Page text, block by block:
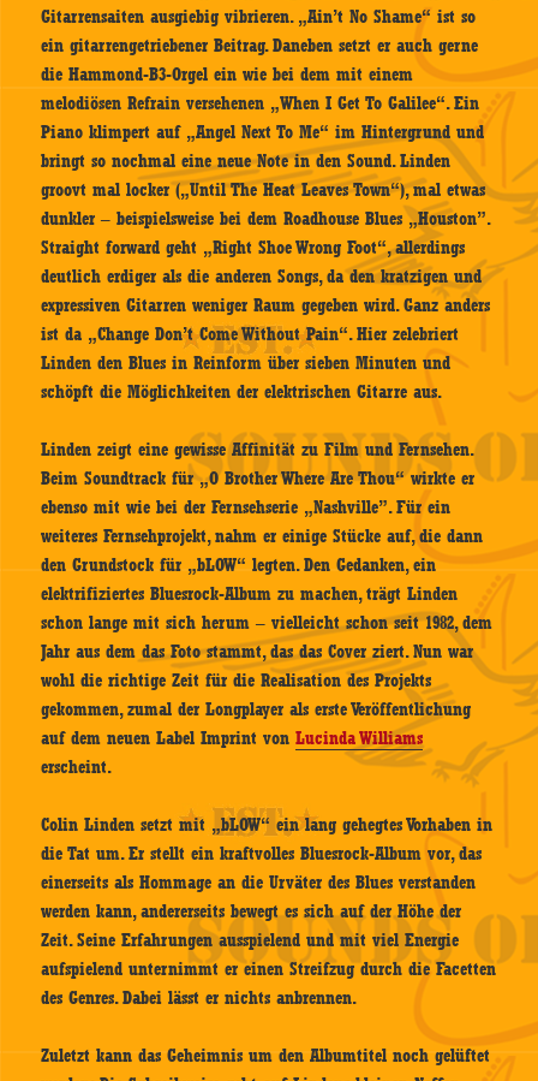
Gitarrensaiten ausgiebig vibrieren. „Ain’t No Shame“ ist so
ein gitarrengetriebener Beitrag. Daneben setzt er auch gerne
die Hammond-B3-Orgel ein wie bei dem mit einem
melodiösen Refrain versehenen „When I Get To Galilee“. Ein
Piano klimpert auf „Angel Next To Me“ im Hintergrund und
bringt so nochmal eine neue Note in den Sound. Linden
groovt mal locker („Until The Heat Leaves Town“), mal etwas
dunkler – beispielsweise bei dem Roadhouse Blues „Houston”.
Straight forward geht „Right Shoe Wrong Foot“, allerdings
deutlich erdiger als die anderen Songs, da den kratzigen und
expressiven Gitarren weniger Raum gegeben wird. Ganz anders
ist da „Change Don’t Come Without Pain“. Hier zelebriert
Linden den Blues in Reinform über sieben Minuten und
schöpft die Möglichkeiten der elektrischen Gitarre aus.
Linden zeigt eine gewisse Affinität zu Film und Fernsehen.
Beim Soundtrack für „O Brother Where Are Thou“ wirkte er
ebenso mit wie bei der Fernsehserie „Nashville”. Für ein
weiteres Fernsehprojekt, nahm er einige Stücke auf, die dann
den Grundstock für „bLOW“ legten. Den Gedanken, ein
elektrifiziertes Bluesrock-Album zu machen, trägt Linden
schon lange mit sich herum – vielleicht schon seit 1982, dem
Jahr aus dem das Foto stammt, das das Cover ziert. Nun war
wohl die richtige Zeit für die Realisation des Projekts
gekommen, zumal der Longplayer als erste Veröffentlichung
auf dem neuen Label Imprint vonLucinda Williams
erscheint.
Colin Linden setzt mit „bLOW“ ein lang gehegtes Vorhaben in
die Tat um. Er stellt ein kraftvolles Bluesrock-Album vor, das
einerseits als Hommage an die Urväter des Blues verstanden
werden kann, andererseits bewegt es sich auf der Höhe der
Zeit. Seine Erfahrungen ausspielend und mit viel Energie
aufspielend unternimmt er einen Streifzug durch die Facetten
des Genres. Dabei lässt er nichts anbrennen.
Zuletzt kann das Geheimnis um den Albumtitel noch gelüftet